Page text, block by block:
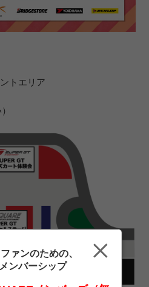
トエリア
ァンのための、
ンバーシップ